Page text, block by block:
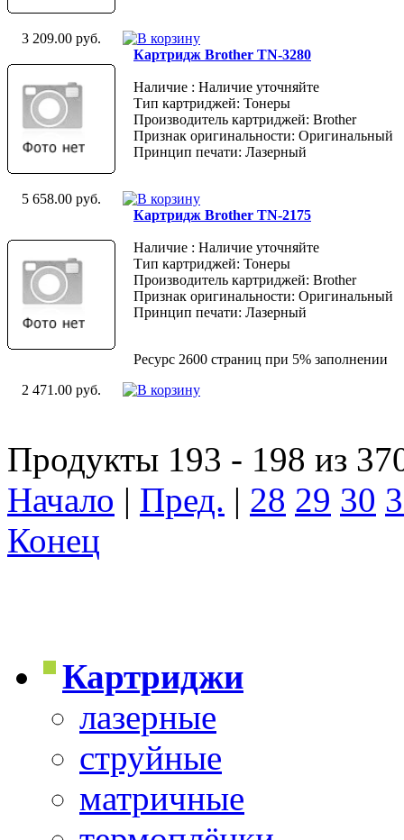
3 209.00 руб.
Картридж Brother TN-3280
Наличие : Наличие уточняйте
Тип картриджей: Тонеры
Производитель картриджей: Brother
Признак оригинальности: Оригинальный
Принцип печати: Лазерный
5 658.00 руб.
Картридж Brother TN-2175
Наличие : Наличие уточняйте
Тип картриджей: Тонеры
Производитель картриджей: Brother
Признак оригинальности: Оригинальный
Принцип печати: Лазерный
Ресурс 2600 страниц при 5% заполнении
2 471.00 руб.
Продукты 193 - 198 из
Начало | Пред. | 28 29 30
Конец
Картриджи
лазерные
струйные
матричные